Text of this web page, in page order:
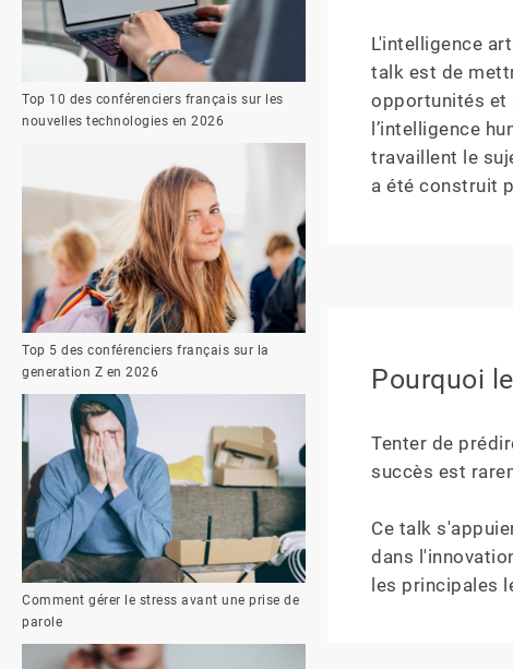
Top 10 des conférenciers français sur les
nouvelles technologies en 2026
Top 5 des conférenciers français sur la
generation Z en 2026
Comment gérer le stress avant une prise de
parole
L'intelligence
talk est de
opportunités et
l’intelligence
travaillent le
a été construit
Pourquoi
Tenter de
succès est
Ce talk
dans
les principales